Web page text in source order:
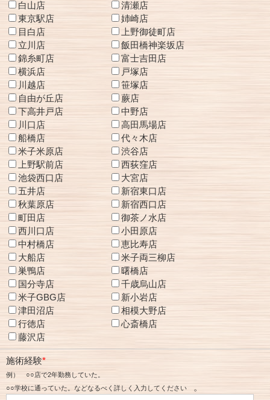
白山店
清瀬店
東京駅店
姉崎店
目白店
上野御徒町店
立川店
飯田橋神楽坂店
錦糸町店
富士吉田店
横浜店
戸塚店
川越店
笹塚店
自由が丘店
蕨店
下高井戸店
中野店
川口店
高田馬場店
船橋店
代々木店
米子米原店
渋谷店
上野駅前店
西荻窪店
池袋西口店
大宮店
五井店
新宿東口店
秋葉原店
新宿西口店
町田店
御茶ノ水店
西川口店
小田原店
中村橋店
恵比寿店
大船店
米子両三柳店
巣鴨店
曙橋店
国分寺店
千歳烏山店
米子GBG店
新小岩店
津田沼店
相模大野店
行徳店
心斎橋店
藤沢店
施術経験*
例） ○○店で2年勤務していた。
○○学校に通っていた。などなるべく詳しく入力してください
。